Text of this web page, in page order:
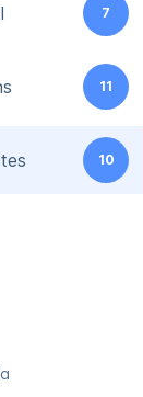
7
11
10